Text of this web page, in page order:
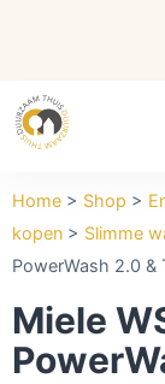
Home > Shop >
kopen > Slimme
PowerWash 2.0 &
Miele